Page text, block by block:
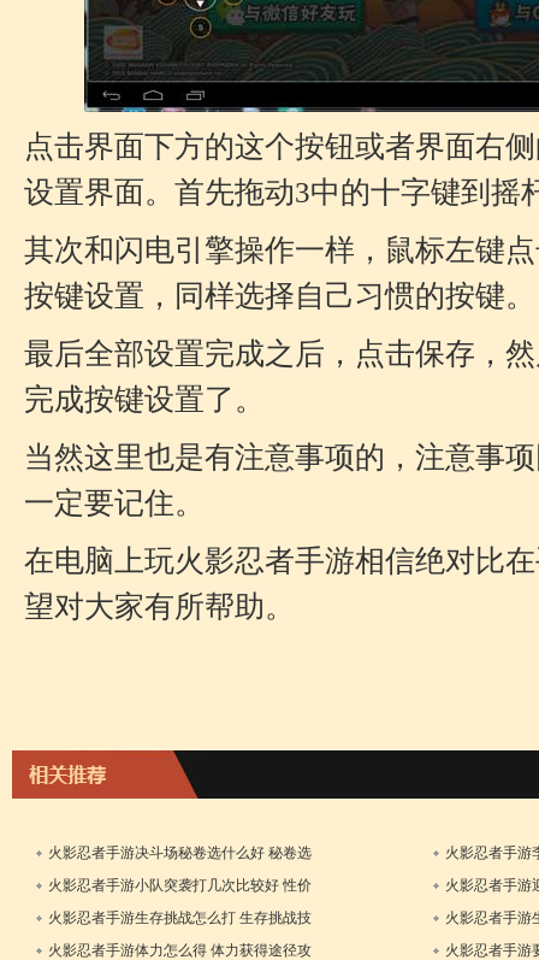
点击界面下方的这个按钮或者界面右
设置界面。首先拖动3中的十字键到摇
其次和闪电引擎操作一样，鼠标左键
按键设置，同样选择自己习惯的按键。
最后全部设置完成之后，点击保存，
完成按键设置了。
当然这里也是有注意事项的，注意事
一定要记住。
在电脑上玩火影忍者手游相信绝对比
望对大家有所帮助。
火影忍者手游决斗场秘卷选什么好 秘卷选
择攻略
火影忍者手游小队突袭打几次比较好 性价
比分析
火影忍者手游生存挑战怎么打 生存挑战技
巧攻略
火影忍者手游体力怎么得 体力获得途径攻
火影忍者手游
析
火影忍者手游
略
火影忍者手游
巧攻略
火影忍者手游